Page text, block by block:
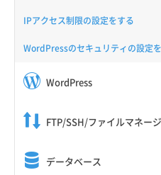
IPアクセス制限の設定をする
WordPressのセキュリティの設定
WordPress
FTP/SSH/ファイルマネー
データベース